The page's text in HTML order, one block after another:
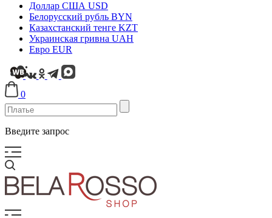
Доллар США USD
Белорусский рубль BYN
Казахстанский тенге KZT
Украинская гривна UAH
Евро EUR
0
Введите запрос